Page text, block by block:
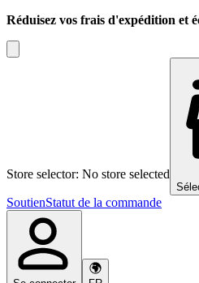
Réduisez vos frais d'expédition et
Store selector: No store selected
SoutienStatut de la commande